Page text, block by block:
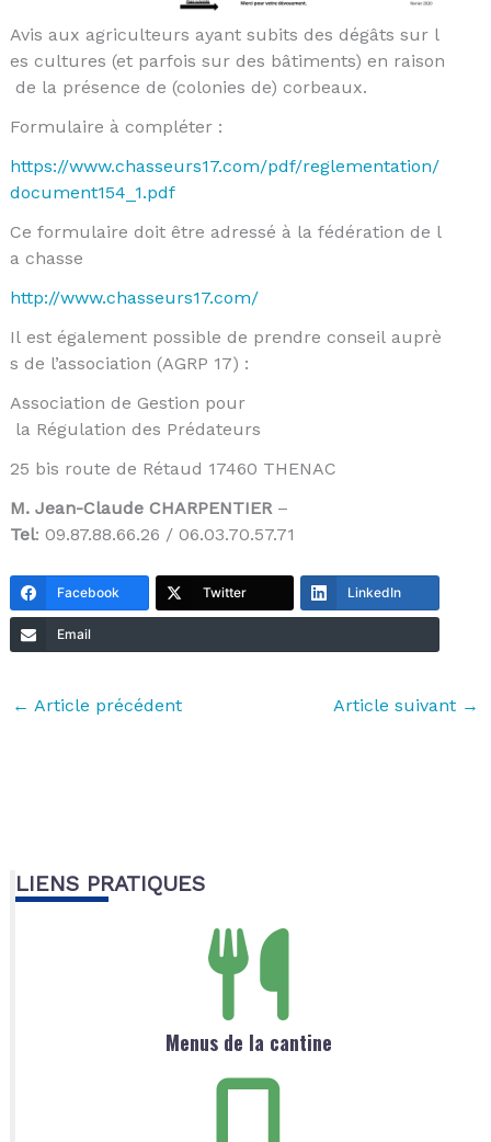
Avis aux agriculteurs ayant subits des dégâts sur l
es cultures (et parfois sur des bâtiments) en raison
de la présence de (colonies de) corbeaux.
Formulaire à compléter :
https://www.chasseurs17.com/pdf/reglementation/
document154_1.pdf
Ce formulaire doit être adressé à la fédération de l
a chasse
http://www.chasseurs17.com/
Il est également possible de prendre conseil auprè
s de l’association (AGRP 17) :
Association de Gestion pour
la Régulation des Prédateurs
25 bis route de Rétaud 17460 THENAC
M. Jean-Claude CHARPENTIER–
Tel: 09.87.88.66.26 / 06.03.70.57.71
Facebook Twitter LinkedIn
Email
← Article précédent Article suivant →
LIENS PRATIQUES
Menus de la cantine